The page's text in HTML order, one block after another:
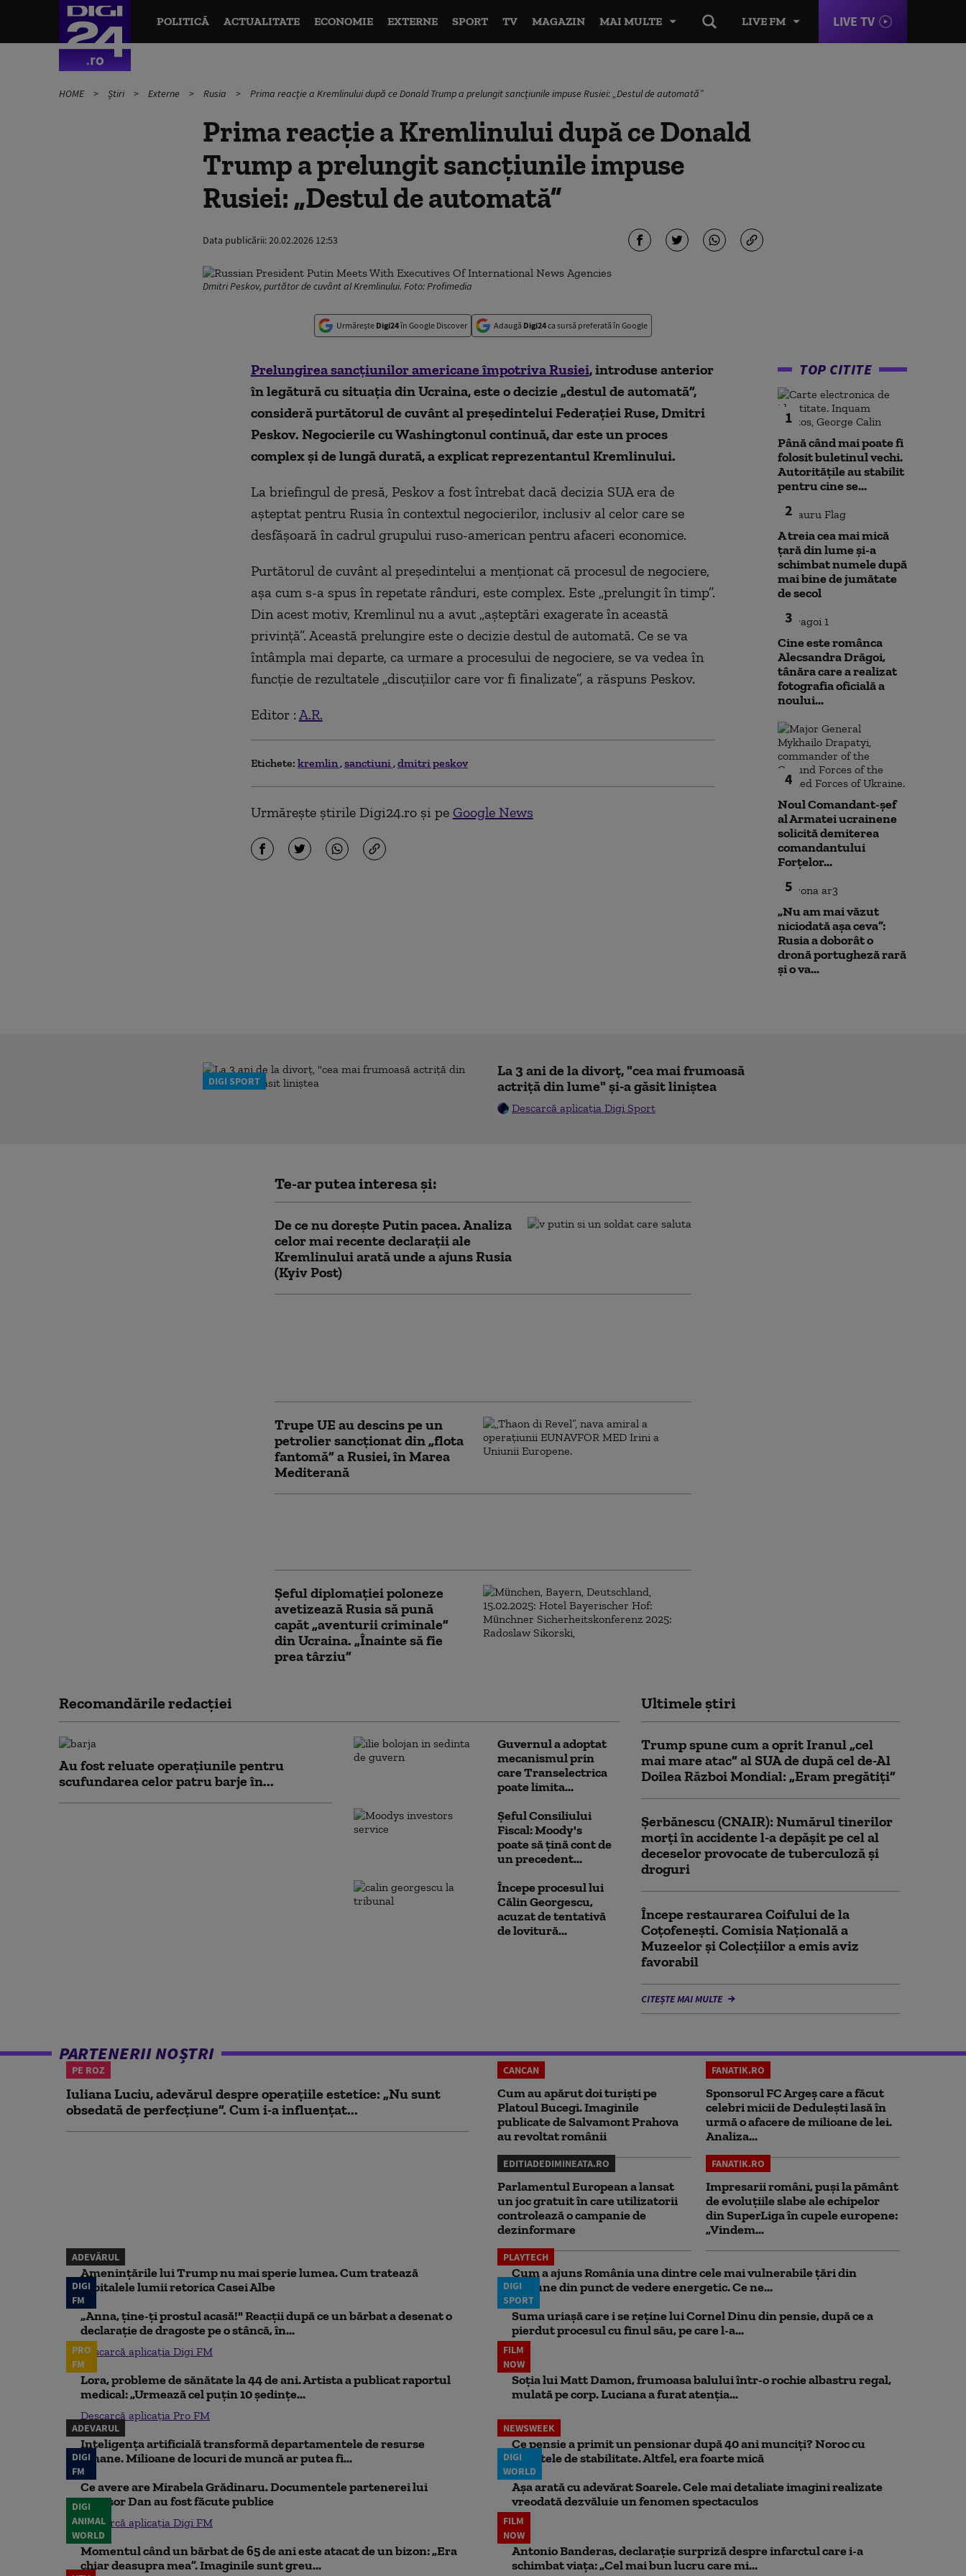
LIVE FM LIVE TV
POLITICĂ ACTUALITATE ECONOMIE EXTERNE SPORT TV MAGAZIN MAI MULTE
HOME Știri Externe Rusia Prima reacție a Kremlinului după ce Donald Trump a prelungit sancțiunile impuse Rusiei: „Destul de automată”
Prima reacție a Kremlinului după ce Donald
Trump a prelungit sancțiunile impuse
Rusiei: „Destul de automată”
Data publicării:20.02.2026 12:53
Dmitri Peskov, purtător de cuvânt al Kremlinului. Foto: Profimedia
Urmărește Digi24în Google Discover Adaugă Digi24ca sursă preferată în Google
Prelungirea sancțiunilor americane împotriva Rusiei, introduse anterior
în legătură cu situația din Ucraina, este o decizie „destul de automată”,
consideră purtătorul de cuvânt al președintelui Federației Ruse, Dmitri
Peskov. Negocierile cu Washingtonul continuă, dar este un proces
complex și de lungă durată, a explicat reprezentantul Kremlinului.
La briefingul de presă, Peskov a fost întrebat dacă decizia SUA era de
așteptat pentru Rusia în contextul negocierilor, inclusiv al celor care se
desfășoară în cadrul grupului ruso-american pentru afaceri economice.
Purtătorul de cuvânt al președintelui a menționat că procesul de negociere,
așa cum s-a spus în repetate rânduri, este complex. Este „prelungit în timp”.
Din acest motiv, Kremlinul nu a avut „așteptări exagerate în această
privință”. Această prelungire este o decizie destul de automată. Ce se va
întâmpla mai departe, ca urmare a procesului de negociere, se va vedea în
funcție de rezultatele „discuțiilor care vor fi finalizate”, a răspuns Peskov.
Editor : A.R.
Etichete: kremlin sanctiuni dmitri peskov
Urmărește știrile Digi24.ro și pe Google News
TOP CITITE
1
Până când mai poate fi
folosit buletinul vechi.
Autoritățile au stabilit
pentru cine se...
2
A treia cea mai mică
țară din lume și-a
schimbat numele după
mai bine de jumătate
de secol
3
Cine este românca
Alecsandra Drăgoi,
tânăra care a realizat
fotografia oficială a
noului...
4
Noul Comandant-șef
al Armatei ucrainene
solicită demiterea
comandantului
Forțelor...
5
„Nu am mai văzut
niciodată așa ceva”:
Rusia a doborât o
dronă portugheză rară
și o va...
DIGI SPORT
La 3 ani de la divorț, "cea mai frumoasă
actriță din lume" și-a găsit liniștea
Descarcă aplicația Digi Sport
Te-ar putea interesa și:
De ce nu dorește Putin pacea. Analiza
celor mai recente declarații ale
Kremlinului arată unde a ajuns Rusia
(Kyiv Post)
Trupe UE au descins pe un
petrolier sancţionat din „flota
fantomă” a Rusiei, în Marea
Mediterană
Șeful diplomației poloneze
avetizează Rusia să pună
capăt „aventurii criminale”
din Ucraina. „Înainte să fie
prea târziu”
Recomandările redacţiei
Au fost reluate operațiunile pentru
scufundarea celor patru barje în...
Guvernul a adoptat
mecanismul prin
care Transelectrica
poate limita...
Șeful Consiliului
Fiscal: Moody's
poate să țină cont de
un precedent...
Începe procesul lui
Călin Georgescu,
acuzat de tentativă
de lovitură...
Ultimele știri
Trump spune cum a oprit Iranul „cel
mai mare atac” al SUA de după cel de-Al
Doilea Război Mondial: „Eram pregătiți”
Şerbănescu (CNAIR): Numărul tinerilor
morţi în accidente l-a depăşit pe cel al
deceselor provocate de tuberculoză şi
droguri
Începe restaurarea Coifului de la
Coțofenești. Comisia Naţională a
Muzeelor şi Colecţiilor a emis aviz
favorabil
CITEȘTE MAI MULTE
PARTENERII NOȘTRI
PE ROZ
Iuliana Luciu, adevărul despre operațiile estetice: „Nu sunt
obsedată de perfecțiune”. Cum i-a influențat...
CANCAN
Cum au apărut doi turiști pe
Platoul Bucegi. Imaginile
publicate de Salvamont Prahova
au revoltat românii
FANATIK.RO
Sponsorul FC Argeș care a făcut
celebri micii de Dedulești lasă în
urmă o afacere de milioane de lei.
Analiza...
EDITIADEDIMINEATA.RO
Parlamentul European a lansat
un joc gratuit în care utilizatorii
controlează o campanie de
dezinformare
FANATIK.RO
Impresarii români, puși la pământ
de evoluțiile slabe ale echipelor
din SuperLiga în cupele europene:
„Vindem...
ADEVĂRUL
Amenințările lui Trump nu mai sperie lumea. Cum tratează
capitalele lumii retorica Casei Albe
PLAYTECH
Cum a ajuns România una dintre cele mai vulnerabile țări din
regiune din punct de vedere energetic. Ce ne...
DIGI
FM
„Anna, ţine-ţi prostul acasă!" Reacţii după ce un bărbat a desenat o
declaraţie de dragoste pe o stâncă, în...
Descarcă aplicația Digi FM
DIGI
SPORT
Suma uriașă care i se reține lui Cornel Dinu din pensie, după ce a
pierdut procesul cu finul său, pe care l-a...
PRO
FM
Lora, probleme de sănătate la 44 de ani. Artista a publicat raportul
medical: „Urmează cel puțin 10 ședințe...
Descarcă aplicația Pro FM
FILM
NOW
Soția lui Matt Damon, frumoasa balului într-o rochie albastru regal,
mulată pe corp. Luciana a furat atenția...
ADEVARUL
Inteligența artificială transformă departamentele de resurse
umane. Milioane de locuri de muncă ar putea fi...
NEWSWEEK
Ce pensie a primit un pensionar după 40 ani munciți? Noroc cu
punctele de stabilitate. Altfel, era foarte mică
DIGI
FM
Ce avere are Mirabela Grădinaru. Documentele partenerei lui
Nicușor Dan au fost făcute publice
Descarcă aplicația Digi FM
DIGI
WORLD
Așa arată cu adevărat Soarele. Cele mai detaliate imagini realizate
vreodată dezvăluie un fenomen spectaculos
DIGI
ANIMAL
WORLD
Momentul când un bărbat de 65 de ani este atacat de un bizon: „Era
chiar deasupra mea”. Imaginile sunt greu...
FILM
NOW
Antonio Banderas, declarație surpriză despre infarctul care i-a
schimbat viața: „Cel mai bun lucru care mi...